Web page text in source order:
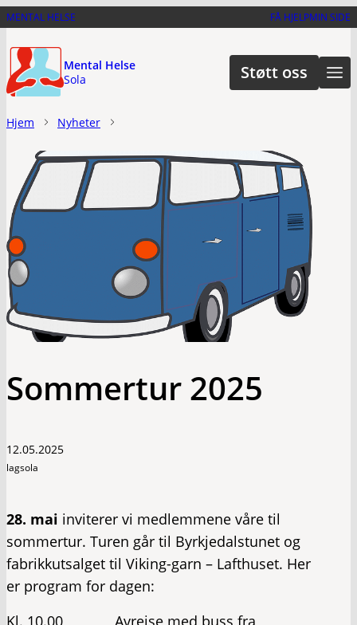
Hopp
hovedinnhold
MENTAL HELSE FÅ HJELPMIN SIDE
Mental Helse
Sola
Støtt oss
Hjem Nyheter
Sommertur 2025
12.05.2025
lagsola
28. mai inviterer vi medlemmene våre til
sommertur. Turen går til Byrkjedalstunet og
fabrikkutsalget til Viking-garn – Lafthuset. Her
er program for dagen:
Kl. 10.00 Avreise med buss fra